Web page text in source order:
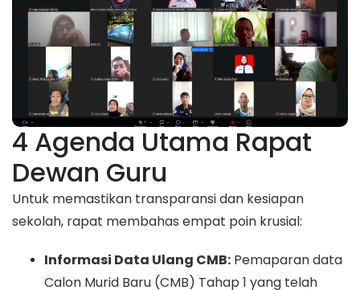
4 Agenda Utama Rapat
Dewan Guru
Untuk memastikan transparansi dan kesiapan
sekolah, rapat membahas empat poin krusial:
Informasi Data Ulang CMB: Pemaparan data
Calon Murid Baru (CMB) Tahap 1 yang telah